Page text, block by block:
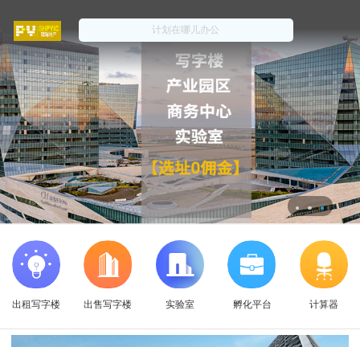
出租写字楼 出售写字楼 实验室 孵化平台 计算器